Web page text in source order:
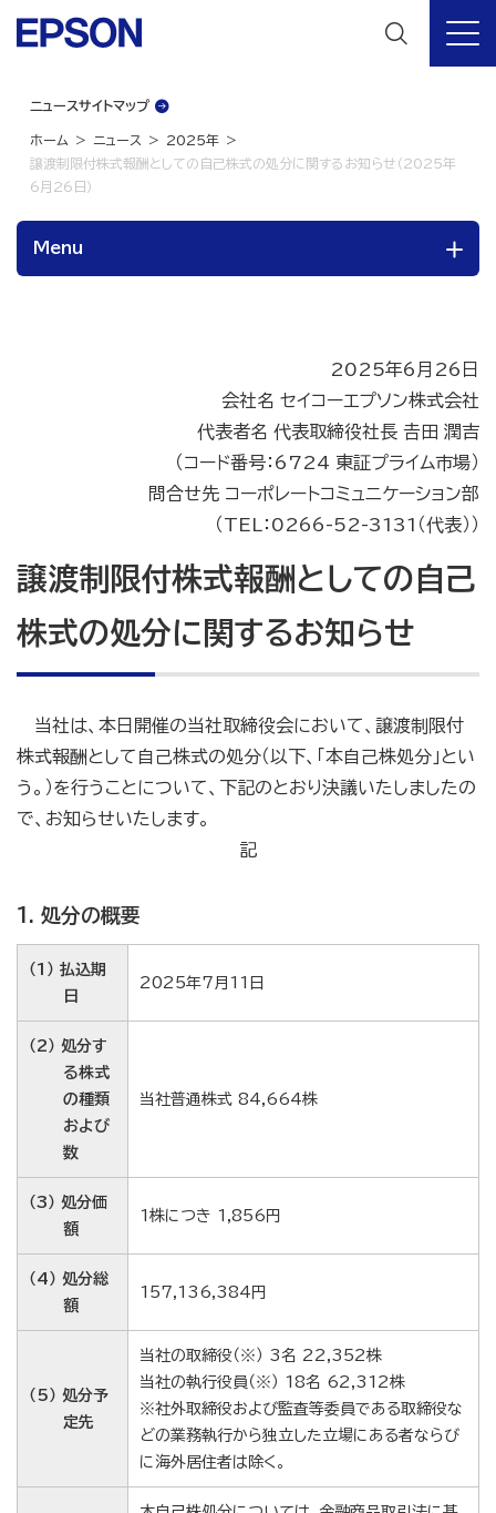
ニュースサイトマップ
ホーム ニュース
2025年
譲渡制限付株式報酬としての自己株式の処分に関するお知らせ（2025年
6月26日）
Menu
2025年6月26日
会社名 セイコーエプソン株式会社
代表者名 代表取締役社長 𠮷田 潤吉
（コード番号：6724 東証プライム市場）
問合せ先 コーポレートコミュニケーション部
（TEL：0266-52-3131（代表））
譲渡制限付株式報酬としての自己
株式の処分に関するお知らせ
当社は、本日開催の当社取締役会において、譲渡制限付
株式報酬として自己株式の処分（以下、「本自己株処分」とい
う。）を行うことについて、下記のとおり決議いたしましたの
で、お知らせいたします。
記
1. 処分の概要
（1） 払込期
日
2025年7月11日
（2） 処分す
る株式
の種類
および
数
当社普通株式 84,664株
（3） 処分価
額
1株につき 1,856円
（4） 処分総
額
157,136,384円
（5） 処分予
定先
当社の取締役（※） 3名 22,352株
当社の執行役員（※） 18名 62,312株
※社外取締役および監査等委員である取締役な
どの業務執行から独立した立場にある者ならび
に海外居住者は除く。